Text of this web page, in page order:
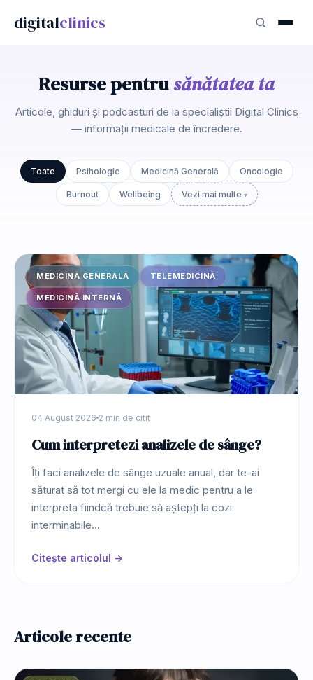
digitalclinics
Resurse pentrusănătatea ta
Articole, ghiduri și podcasturi de la specialiștii Digital Clinics
— informații medicale de încredere.
Toate Psihologie Medicină Generală Oncologie
Burnout Wellbeing Vezi mai multe
MEDICINĂ GENERALĂ TELEMEDICINĂ
MEDICINĂ INTERNĂ
04 August 2026 2 min de citit
Cum interpretezi analizele de sânge?
Îți faci analizele de sânge uzuale anual, dar te-ai
săturat să tot mergi cu ele la medic pentru a le
interpreta fiindcă trebuie să aștepți la cozi
interminabile…
Citește articolul →
Articole recente